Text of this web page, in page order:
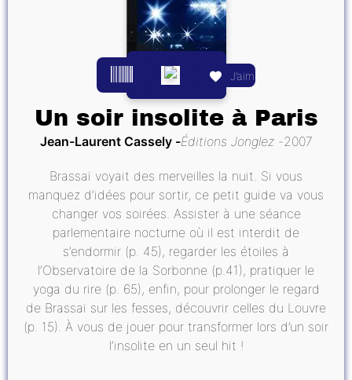
J’aime
Un soir insolite à Paris
Jean-Laurent Cassely Éditions Jonglez 2007
Brassaï voyait des merveilles la nuit. Si vous
manquez d’idées pour sortir, ce petit guide va vous
changer vos soirées. Assister à une séance
parlementaire nocturne où il est interdit de
s’endormir (p. 45), regarder les étoiles à
l’Observatoire de la Sorbonne (p.41), pratiquer le
yoga du rire (p. 65), enfin, pour prolonger le regard
de Brassaï sur les fesses, découvrir celles du Louvre
(p. 15). À vous de jouer pour transformer lors d’un soir
l’insolite en un seul hit !